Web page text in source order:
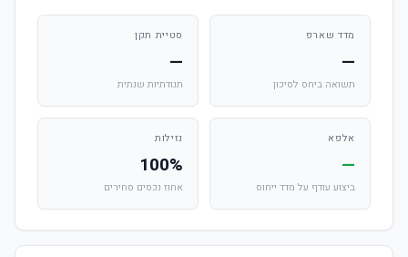
מדד שארפ
—
תשואה ביחס לסיכון
סטיית תקן
—
תנודתיות שנתית
אלפא
—
ביצוע עודף על מדד ייחוס
נזילות
100%
אחוז נכסים סחירים